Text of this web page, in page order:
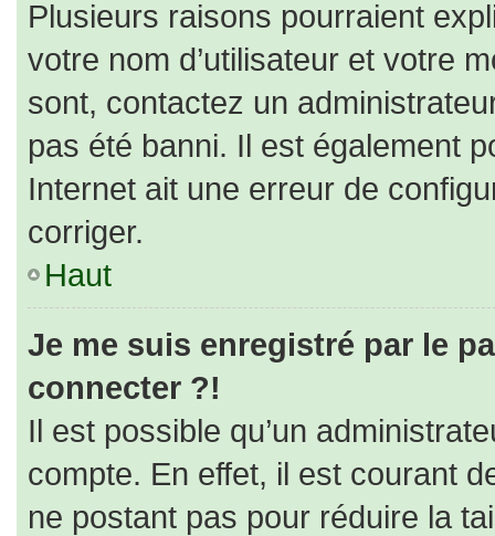
Plusieurs raisons pourraient
votre nom d’utilisateur et votre
sont, contactez un
pas été banni. Il est également
Internet ait une erreur de
corriger.
Haut
Je me suis enregistré par le
connecter ?!
Il est possible qu’un
compte. En effet, il est courant
ne postant pas pour réduire la